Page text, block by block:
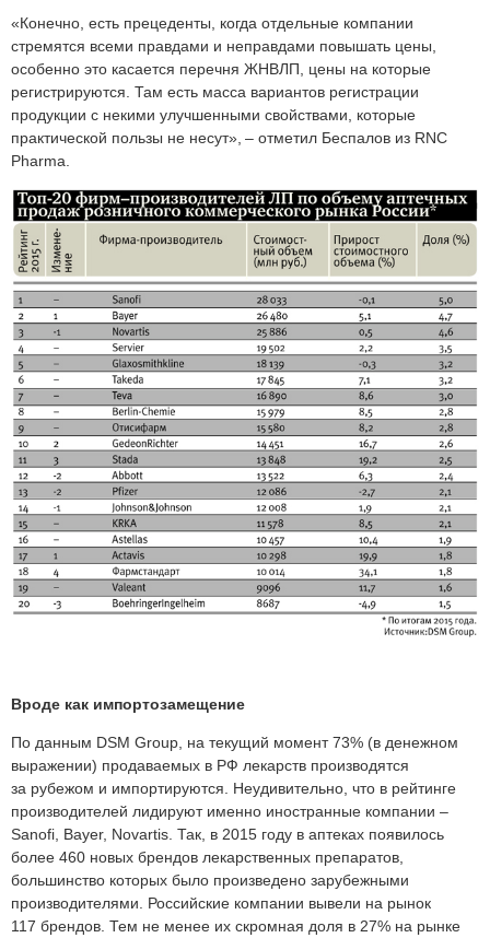
«Конечно, есть прецеденты, когда отдельные компании
стремятся всеми правдами и неправдами повышать цены,
особенно это касается перечня ЖНВЛП, цены на которые
регистрируются. Там есть масса вариантов регистрации
продукции с некими улучшенными свойствами, которые
практической пользы не несут», – отметил Беспалов из RNC
Pharma.
Вроде как импортозамещение
По данным DSM Group, на текущий момент 73% (в денежном
выражении) продаваемых в РФ лекарств производятся
за рубежом и импортируются. Неудивительно, что в рейтинге
производителей лидируют именно иностранные компании –
Sanofi, Bayer, Novartis. Так, в 2015 году в аптеках появилось
более 460 новых брендов лекарственных препаратов,
большинство которых было произведено зарубежными
производителями. Российские компании вывели на рынок
117 брендов. Тем не менее их скромная доля в 27% на рынке